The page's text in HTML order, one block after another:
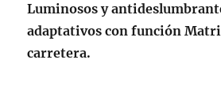
Luminosos y
adaptativos con función
carretera.